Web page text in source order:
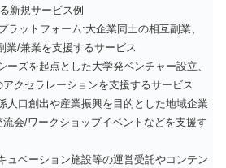
新規サービス例
ットフォーム:大企業同士の相互副業、
業/兼業を支援するサービス
ズを起点とした大学発ベンチャー設立、
クセラレーションを支援するサービス
口創出や産業振興を目的とした地域企業
流会/ワークショップイベントなどを支援す
ベーション施設等の運営受託やコンテン